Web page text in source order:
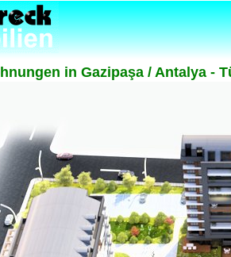
in Gazipaşa / Antalya -